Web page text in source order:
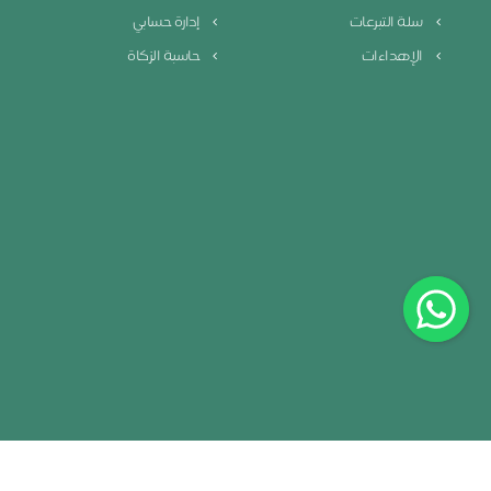
سلة التبرعات
إدارة حسابي
الإهداءات
حاسبة الزكاة